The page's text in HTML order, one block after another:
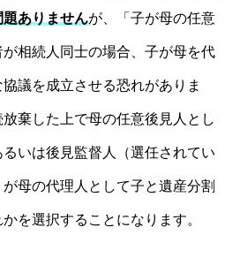
ありませんが、「子が母の任意
相続人同士の場合、子が母を代
議を成立させる恐れがありま
棄した上で母の任意後見人とし
いは後見監督人（選任されてい
母の代理人として子と遺産分割
かを選択することになります。